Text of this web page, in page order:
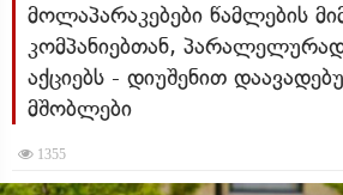
მოლაპარაკებები წამლების
კომპანიებთან,
აქციებს - დიუშენით
მშობლები
1355